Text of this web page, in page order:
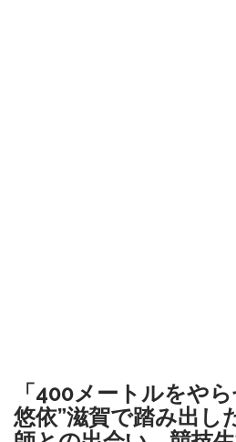
「400メートルをや
悠依”滋賀で踏み出し